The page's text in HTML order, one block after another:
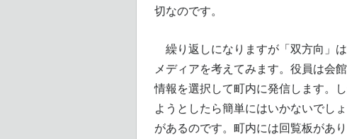
切なのです。
繰り返しになりますが「双方向」
メディアを考えてみます。役員は会
情報を選択して町内に発信します。
ようとしたら簡単にはいかないでし
があるのです。町内には回覧板があ